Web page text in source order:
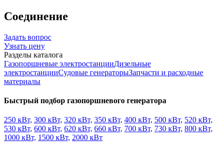
Соединение
Задать вопрос
Узнать цену
Разделы каталога
Газопоршневые электростанцииДизельные
электростанцииСудовые генераторыЗапчасти и расходные
материалы
Быстрый подбор газопоршневого генератора
250 кВт, 300 кВт, 320 кВт, 350 кВт, 400 кВт, 500 кВт, 520 кВт,
530 кВт, 600 кВт, 620 кВт, 660 кВт, 700 кВт, 730 кВт, 800 кВт,
1000 кВт, 1500 кВт, 2000 кВт